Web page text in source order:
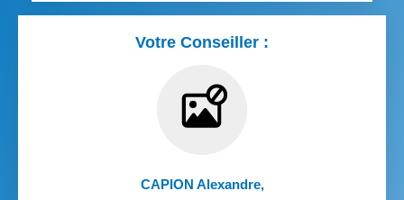
Votre Conseiller :
CAPION Alexandre,